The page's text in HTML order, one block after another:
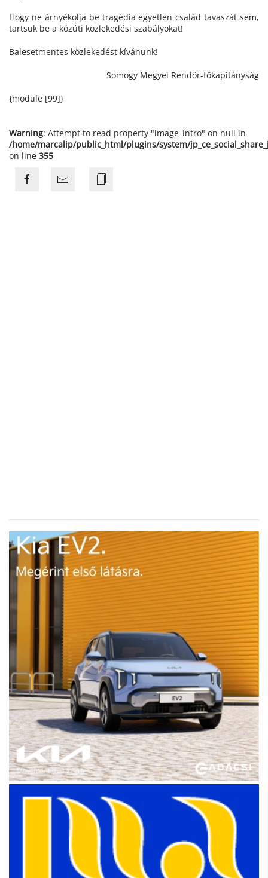
Hogy ne árnyékolja be tragédia egyetlen család tavaszát sem,
tartsuk be a közúti közlekedési szabályokat!
Balesetmentes közlekedést kívánunk!
Somogy Megyei Rendőr-főkapitányság
{module [99]}
Warning: Attempt to read property "image_intro" on null in
/home/marcalip/public_html/plugins/system/
on line 355